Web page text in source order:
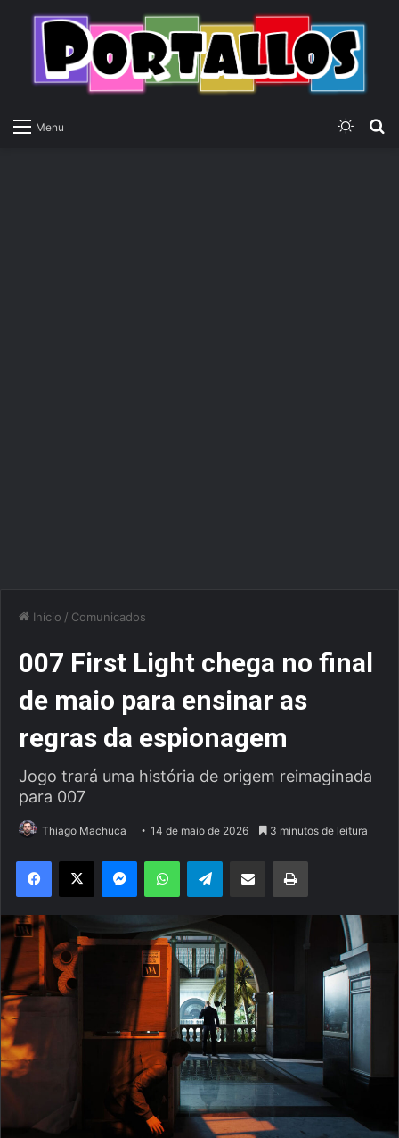
Menu
Início / Comunicados
007 First Light chega no final
de maio para ensinar as
regras da espionagem
Jogo trará uma história de origem reimaginada
para 007
Thiago Machuca 14 de maio de 2026 3 minutos de leitura